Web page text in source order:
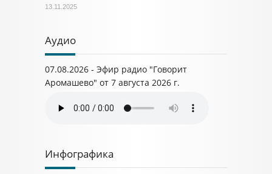
13.11.2025
Аудио
07.08.2026 - Эфир радио "Говорит
Аромашево" от 7 августа 2026 г.
Инфографика